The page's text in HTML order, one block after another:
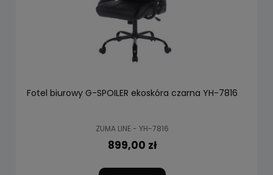
Fotel biurowy G-SPOILER ekoskóra czarna YH-7816
ZUMA LINE - YH-7816
899,00 zł